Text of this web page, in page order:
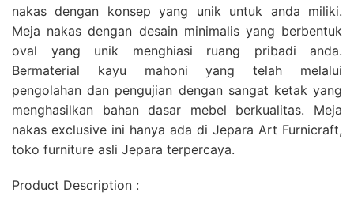
nakas dengan konsep yang unik untuk anda miliki.
Meja nakas dengan desain minimalis yang berbentuk
oval yang unik menghiasi ruang pribadi anda.
Bermaterial kayu mahoni yang telah melalui
pengolahan dan pengujian dengan sangat ketak yang
menghasilkan bahan dasar mebel berkualitas. Meja
nakas exclusive ini hanya ada di Jepara Art Furnicraft,
toko furniture asli Jepara terpercaya.
Product Description :